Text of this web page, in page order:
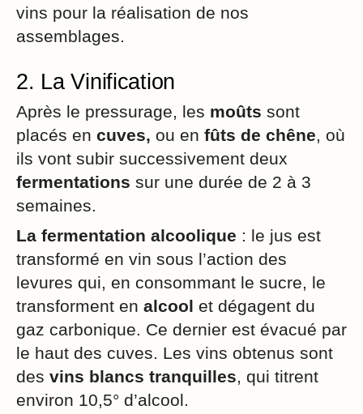
vins pour la réalisation de nos
assemblages.
2. La Vinification
Après le pressurage, les moûts sont
placés en cuves, ou en fûts de chêne, où
ils vont subir successivement deux
fermentations sur une durée de 2 à 3
semaines.
La fermentation alcoolique : le jus est
transformé en vin sous l’action des
levures qui, en consommant le sucre, le
transforment en alcool et dégagent du
gaz carbonique. Ce dernier est évacué par
le haut des cuves. Les vins obtenus sont
des vins blancs tranquilles, qui titrent
environ 10,5° d’alcool.